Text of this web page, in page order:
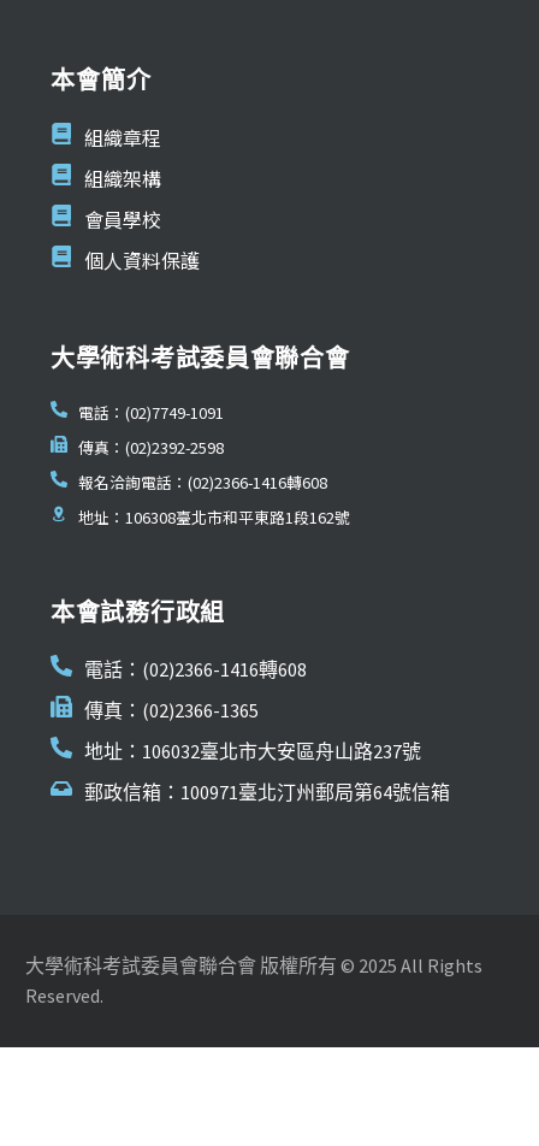
本會簡介
組織章程
組織架構
會員學校
個人資料保護
大學術科考試委員會聯合會
電話：(02)7749-1091
傳真：(02)2392-2598
報名洽詢電話：(02)2366-1416轉608
地址：106308臺北市和平東路1段162號
本會試務行政組
電話：(02)2366-1416轉608
傳真：(02)2366-1365
地址：106032臺北市大安區舟山路237號
郵政信箱：100971臺北汀州郵局第64號信箱
大學術科考試委員會聯合會 版權所有 © 2025 All Rights
Reserved.